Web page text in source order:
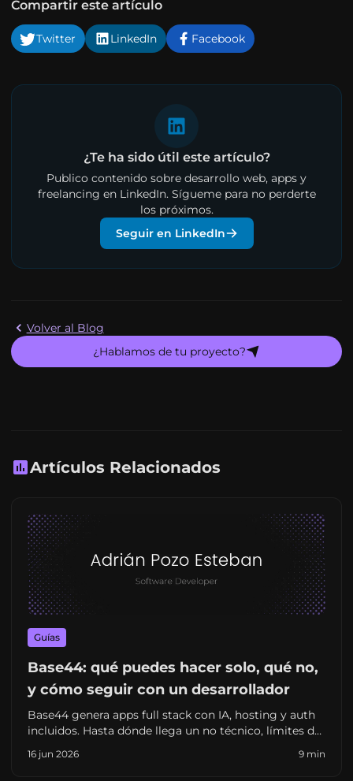
Compartir este artículo
Twitter LinkedIn Facebook
¿Te ha sido útil este artículo?
Publico contenido sobre desarrollo web, apps y
freelancing en LinkedIn. Sígueme para no perderte
los próximos.
Seguir en LinkedIn
Volver al Blog
¿Hablamos de tu proyecto?
Artículos Relacionados
Guías
Base44: qué puedes hacer solo, qué no,
y cómo seguir con un desarrollador
Base44 genera apps full stack con IA, hosting y auth
incluidos. Hasta dónde llega un no técnico, límites de
España.
16 jun 2026 9 min